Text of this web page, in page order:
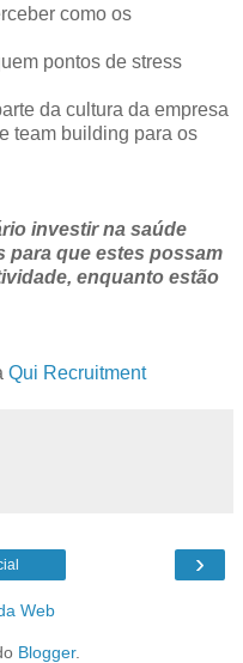
como os
pontos de stress
da cultura da empresa
team building para os
investir na saúde
para que estes possam
enquanto estão
Qui Recruitment
›
Web
Blogger.